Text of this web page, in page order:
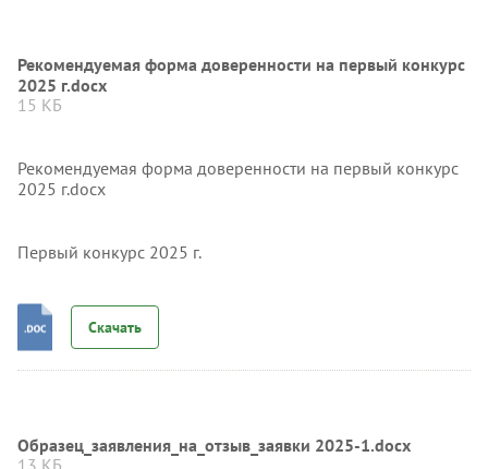
Рекомендуемая форма доверенности на первый конкурс
2025 г.docx
15 КБ
Рекомендуемая форма доверенности на первый конкурс
2025 г.docx
Первый конкурс 2025 г.
Скачать
Образец_заявления_на_отзыв_заявки 2025-1.docx
13 КБ